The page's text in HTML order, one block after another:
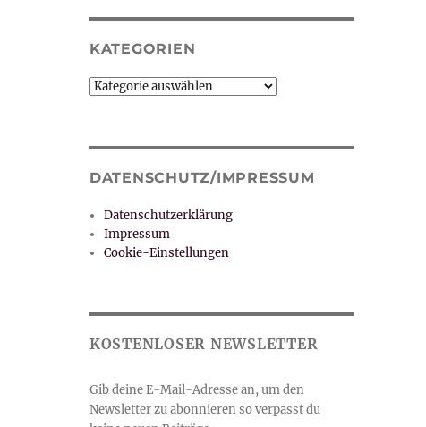
KATEGORIEN
Kategorien
DATENSCHUTZ/IMPRESSUM
Datenschutzerklärung
Impressum
Cookie-Einstellungen